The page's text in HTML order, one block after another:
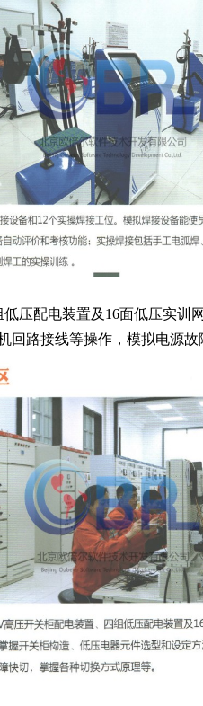
压配电装置及16面低压实训
回路接线等操作，模拟电源故